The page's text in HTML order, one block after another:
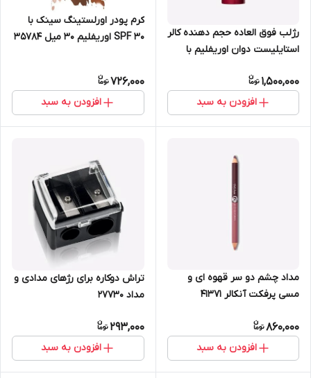
رژلب فوق العاده حجم دهنده کالر
استایلیست دوان اوریفلیم با
1,500,000
افزودن به سبد
کرم پودر اورلستینگ سینک با
SPF 30 اوریفلیم 30 میل 35784
726,000
افزودن به سبد
مداد چشم دو سر قهوه ای و
مسی پرفکت آنکالر 41371
860,000
افزودن به سبد
تراش دوکاره برای رژهای مدادی و
مداد 27730
293,000
افزودن به سبد